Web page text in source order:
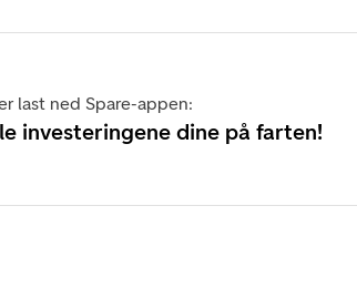
last ned Spare-appen:
investeringene dine på farten!